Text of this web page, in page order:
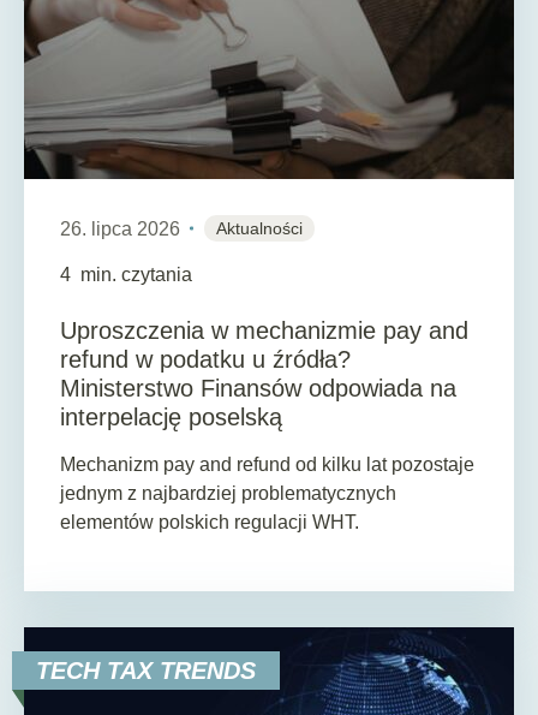
26. lipca 2026 Aktualności
4 min. czytania
Uproszczenia w mechanizmie pay and
refund w podatku u źródła?
Ministerstwo Finansów odpowiada na
interpelację poselską
Mechanizm pay and refund od kilku lat pozostaje
jednym z najbardziej problematycznych
elementów polskich regulacji WHT.
TECH TAX TRENDS